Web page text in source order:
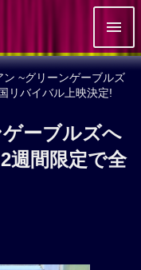
~グリーンゲーブルズ
リバイバル上映決定!
ゲーブルズへ
週間限定で全